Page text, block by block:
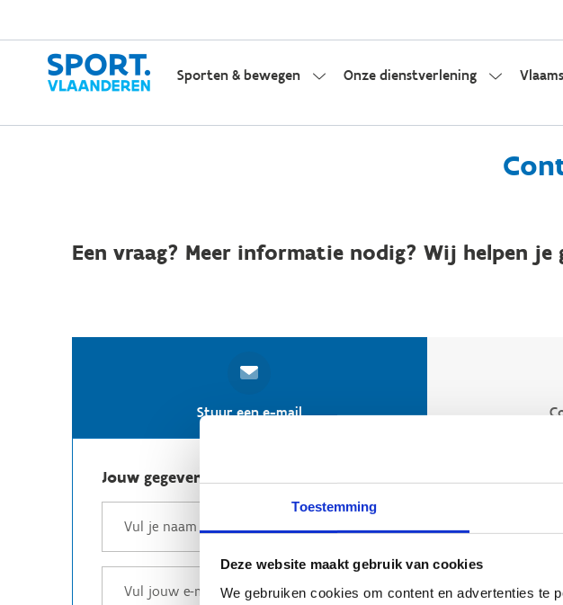
Toestemming
Deze website maakt gebruik van cookies
We gebruiken cookies om content en advertenties te
Sporten & bewegen Onze dienstverlening
Een vraag? Meer informatie nodig? Wij helpen je
Stuur een e-mail
Jouw gegevens